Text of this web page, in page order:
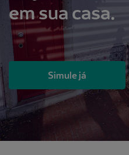
em sua casa.
Simule já